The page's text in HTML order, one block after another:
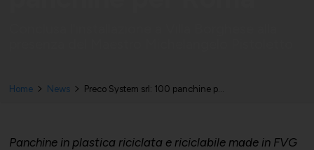
Home News Preco System srl: 100 panchine per Roma
Panchine in plastica riciclata e riciclabile made in FVG
Organi
UNITAL
Contabilità e fisco
Apiflash